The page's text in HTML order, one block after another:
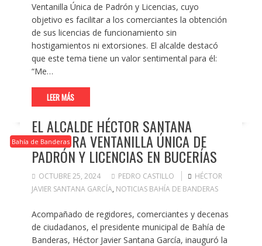
Ventanilla Única de Padrón y Licencias, cuyo
objetivo es facilitar a los comerciantes la obtención
de sus licencias de funcionamiento sin
hostigamientos ni extorsiones. El alcalde destacó
que este tema tiene un valor sentimental para él:
“Me…
LEER MÁS
Bahía de Banderas
EL ALCALDE HÉCTOR SANTANA
INAUGURA VENTANILLA ÚNICA DE
PADRÓN Y LICENCIAS EN BUCERÍAS
OCTUBRE 25, 2024 PEDRO CASTILLO
HÉCTOR
JAVIER SANTANA GARCÍA, NOTICIAS BAHÍA DE BANDERAS
Acompañado de regidores, comerciantes y decenas
de ciudadanos, el presidente municipal de Bahía de
Banderas, Héctor Javier Santana García, inauguró la